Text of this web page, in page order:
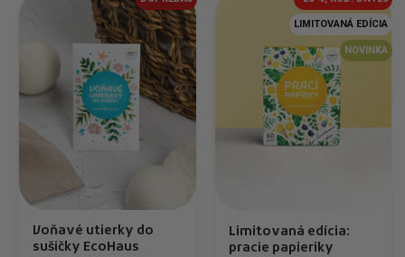
Voňavé utierky do
sušičky EcoHaus
Limitovaná edícia:
pracie papieriky
LIMITOVANÁ EDÍCIA
NOVINKA